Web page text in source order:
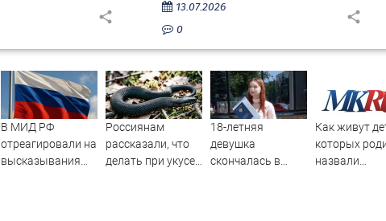
13.07.2026
0
В МИД РФ
отреагировали на
высказывания
Россиянам
рассказали, что
делать при укусе
18-летняя
девушка
скончалась в
Как живут
которых
назвали